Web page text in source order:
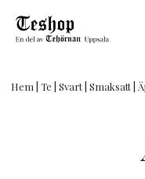
Hem Te Svart Smaksatt |